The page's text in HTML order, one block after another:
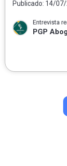
honestidad
Publicado: 14/
Entrevista
PGP